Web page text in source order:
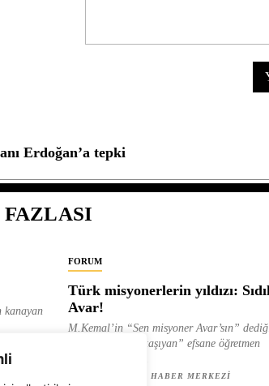
Erdoğan’a tepki
FAZLASI
kanayan
FORUM
Türk misyonerlerin yıldızı:
Avar!
M.Kemal’in “Sen misyoner Avar’sın”
ve “dağlara ışık taşıyan” efsane öğretmen
ALEVI GAZETESI HABER MERKEZI